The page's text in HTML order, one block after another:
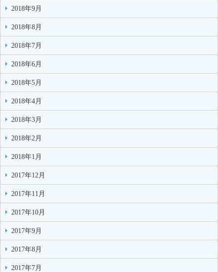
2018年9月
2018年8月
2018年7月
2018年6月
2018年5月
2018年4月
2018年3月
2018年2月
2018年1月
2017年12月
2017年11月
2017年10月
2017年9月
2017年8月
2017年7月